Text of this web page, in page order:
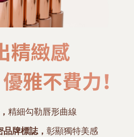
精細勾勒唇形曲線
牌標誌， 彰顯獨特美感